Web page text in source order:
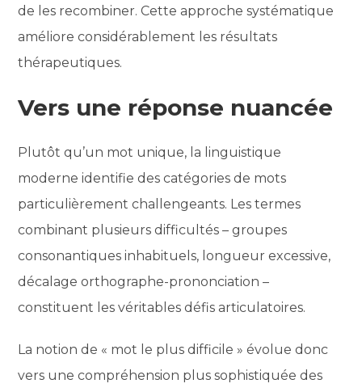
de les recombiner. Cette approche systématique
améliore considérablement les résultats
thérapeutiques.
Vers une réponse nuancée
Plutôt qu’un mot unique, la linguistique
moderne identifie des catégories de mots
particulièrement challengeants. Les termes
combinant plusieurs difficultés – groupes
consonantiques inhabituels, longueur excessive,
décalage orthographe-prononciation –
constituent les véritables défis articulatoires.
La notion de « mot le plus difficile » évolue donc
vers une compréhension plus sophistiquée des